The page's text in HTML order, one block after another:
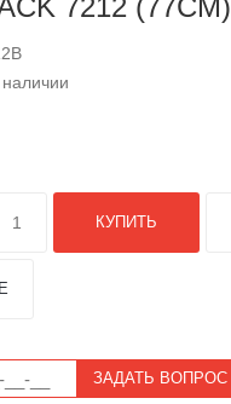
7212 (77СМ)
КУПИТЬ
ЗАДАТЬ ВОПРОС